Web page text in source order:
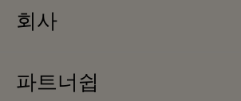
회사
빌리지 지도
파트너쉽